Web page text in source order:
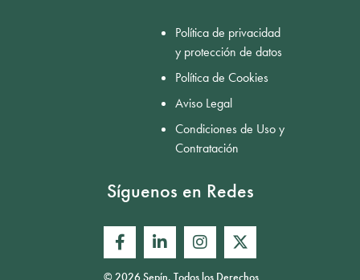
Política de privacidad
y protección de datos
Política de Cookies
Aviso Legal
Condiciones de Uso y
Contratación
Síguenos en Redes
© 2026 Sepín. Todos los Derechos